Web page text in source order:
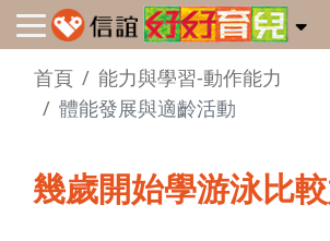
首頁
能力與學習-動作能力
體能發展與適齡活動
幾歲開始學游泳比